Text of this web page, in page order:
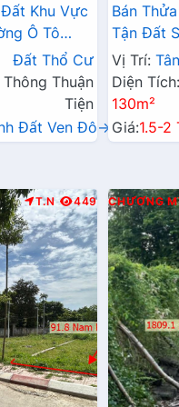
Khu Vực
Ô Tô
Liên Xã
Đất Thổ Cư
Thuận
Tiện
Đất Ven Đô→
Bán
Tận Đất
Xã
Vị Trí:
Diện Tích:
130m²
Giá:1.5-2
T.N 449 CHƯƠNG